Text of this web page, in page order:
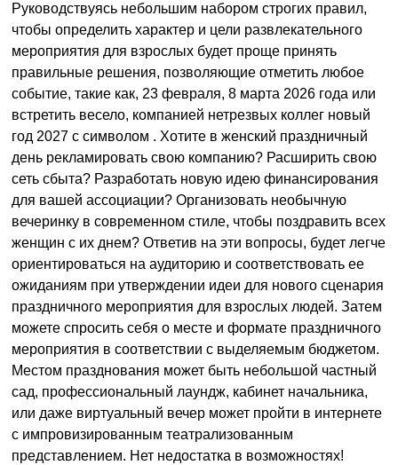
Руководствуясь небольшим набором строгих правил,
чтобы определить характер и цели развлекательного
мероприятия для взрослых будет проще принять
правильные решения, позволяющие отметить любое
событие, такие как, 23 февраля, 8 марта 2026 года или
встретить весело, компанией нетрезвых коллег новый
год 2027 с символом . Хотите в женский праздничный
день рекламировать свою компанию? Расширить свою
сеть сбыта? Разработать новую идею финансирования
для вашей ассоциации? Организовать необычную
вечеринку в современном стиле, чтобы поздравить всех
женщин с их днем? Ответив на эти вопросы, будет легче
ориентироваться на аудиторию и соответствовать ее
ожиданиям при утверждении идеи для нового сценария
праздничного мероприятия для взрослых людей. Затем
можете спросить себя о месте и формате праздничного
мероприятия в соответствии с выделяемым бюджетом.
Местом празднования может быть небольшой частный
сад, профессиональный лаундж, кабинет начальника,
или даже виртуальный вечер может пройти в интернете
с импровизированным театрализованным
представлением. Нет недостатка в возможностях!